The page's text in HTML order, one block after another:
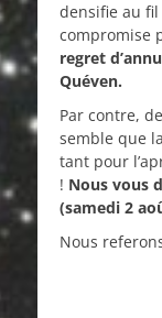
densifie au
compromise
regret
Quéven.
Par contre,
semble que
tant pour
! Nous vous
(samedi 2
Nous